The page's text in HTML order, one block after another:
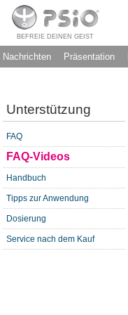
BEFREIE DEINEN GEIST
Nachrichten Präsentation
Unterstützung
FAQ
FAQ-Videos
Handbuch
Tipps zur Anwendung
Dosierung
Service nach dem Kauf